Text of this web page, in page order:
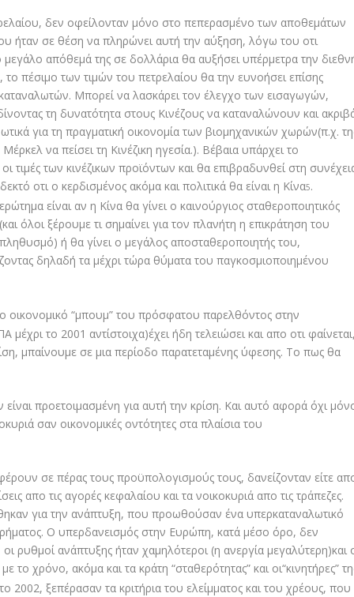
δεν οφείλονταν μόνο στο πεπερασμένο των αποθεμάτων
ήταν σε θέση να πληρώνει αυτή την αύξηση, λόγω του οτι
απόθεμά της σε δολλάρια θα αυξήσει υπέρμετρα την
πέσιμο των τιμών του πετρελαίου θα την ευνοήσει επίσης
Μπορεί να λασκάρει τον έλεγχο των εισαγωγών,
τη δυνατότητα στους Κινέζους να καταναλώνουν και
για τη πραγματική οικονομία των βιομηχανικών χωρών(π.χ.
να πείσει τη Κινέζικη ηγεσία.). Βέβαια υπάρχει το
τιμές των κινέζικων προϊόντων και θα επιβραδυνθεί στη
οτι ο κερδισμένος ακόμα και πολιτικά θα είναι η Κίνα5.
είναι αν η Κίνα θα γίνει ο καινούργιος σταθεροποιητικός
όλοι ξέρουμε τι σημαίνει για τον πλανήτη η επικράτηση του
ή θα γίνει ο μεγάλος αποσταθεροποιητής του,
δηλαδή τα μέχρι τώρα θύματα του παγκοσμιοποιημένου
οικονομικό “μπουμ” του πρόσφατου παρελθόντος στην
το 2001 αντίστοιχα)έχει ήδη τελειώσει και απο οτι
μπαίνουμε σε μια περίοδο παρατεταμένης ύφεσης. Το πως θα
προετοιμασμένη για αυτή την κρίση. Και αυτό αφορά όχι
σαν οικονομικές οντότητες στα πλαίσια του
σε πέρας τους προϋπολογισμούς τους, δανείζονταν είτε
απο τις αγορές κεφαλαίου και τα νοικοκυριά απο τις τράπεζες.
για την ανάπτυξη, που προωθούσαν ένα υπερκαταναλωτικό
Ο υπερδανεισμός στην Ευρώπη, κατά μέσο όρο, δεν
ανάπτυξης ήταν χαμηλότεροι (η ανεργία μεγαλύτερη)και
το χρόνο, ακόμα και τα κράτη “σταθερότητας” και οι“κινητήρες”
2002, ξεπέρασαν τα κριτήρια του ελείμματος και του χρέους, που